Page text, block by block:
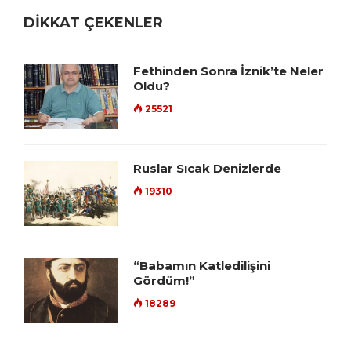
DİKKAT ÇEKENLER
Fethinden Sonra İznik’te Neler
Oldu?
25521
Ruslar Sıcak Denizlerde
19310
“Babamın Katledilişini
Gördüm!”
18289